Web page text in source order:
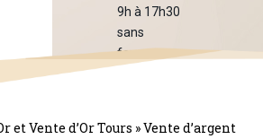
9h à 17h30
sans
fermeture
et Vente d’Or Tours »Vente d’argent